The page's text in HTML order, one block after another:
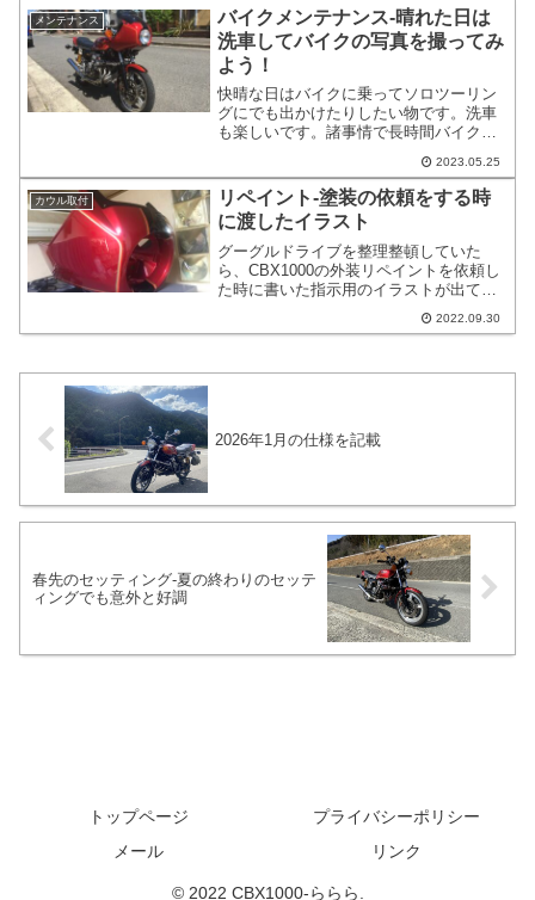
メンテナンス
バイクメンテナンス-晴れた日は
洗車してバイクの写真を撮ってみ
よう！
快晴な日はバイクに乗ってソロツーリン
グにでも出かけたりしたい物です。洗車
も楽しいです。諸事情で長時間バイクに
影などはいかがでしょうか？先日、洗車
からの自宅前での撮影というコースで休
日を終わらせました。というわけで洗車
ネタと写真撮影ネタでございます。
2023.05.25
カウル取付
リペイント-塗装の依頼をする時
に渡したイラスト
グーグルドライブを整理整頓していた
ら、CBX1000の外装リペイントを依頼し
た時に書いた指示用のイラストが出てき
ず、塗装をする時に相手はプロですか
2022.09.30
2026年1月の仕様を記載
春先のセッティング-夏の終わりのセッテ
ィングでも意外と好調
トップページ
プライバシーポリシー
メール
リンク
© 2022 CBX1000-ららら.